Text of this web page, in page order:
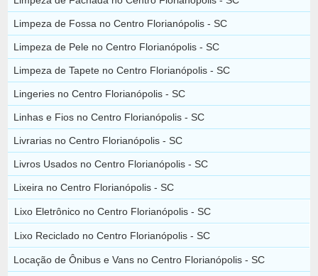
Limpeza de Fossa no Centro Florianópolis - SC
Limpeza de Pele no Centro Florianópolis - SC
Limpeza de Tapete no Centro Florianópolis - SC
Lingeries no Centro Florianópolis - SC
Linhas e Fios no Centro Florianópolis - SC
Livrarias no Centro Florianópolis - SC
Livros Usados no Centro Florianópolis - SC
Lixeira no Centro Florianópolis - SC
Lixo Eletrônico no Centro Florianópolis - SC
Lixo Reciclado no Centro Florianópolis - SC
Locação de Ônibus e Vans no Centro Florianópolis - SC